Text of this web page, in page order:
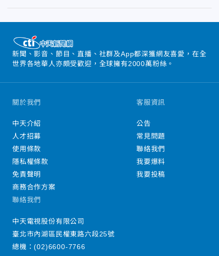
新聞、影音、節目、直播、社群及App都深獲網友喜愛，在全
世界各地華人亦頗受歡迎，全球擁有2000萬粉絲。
關於我們
中天介紹
人才招募
使用條款
隱私權條款
免責聲明
商務合作方案
客服資訊
公告
常見問題
聯絡我們
我要爆料
我要投稿
聯絡我們
中天電視股份有限公司
臺北市內湖區民權東路六段25號
總機：(02)6600-7766